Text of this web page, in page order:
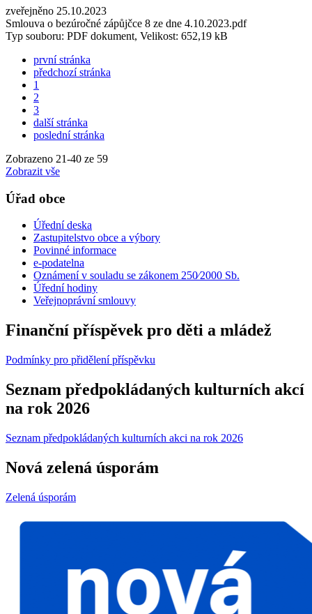
zveřejněno 25.10.2023
Smlouva o bezúročné zápůjčce 8 ze dne 4.10.2023.pdf
Typ souboru: PDF dokument, Velikost: 652,19 kB
první stránka
předchozí stránka
1
2
3
další stránka
poslední stránka
Zobrazeno 21-40 ze 59
Zobrazit vše
Úřad obce
Úřední deska
Zastupitelstvo obce a výbory
Povinné informace
e-podatelna
Oznámení v souladu se zákonem 250⁄2000 Sb.
Úřední hodiny
Veřejnoprávní smlouvy
Finanční příspěvek pro děti a mládež
Podmínky pro přidělení příspěvku
Seznam předpokládaných kulturních akcí
na rok 2026
Seznam předpokládaných kulturních akci na rok 2026
Nová zelená úsporám
Zelená úsporám